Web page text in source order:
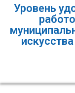
Уровень